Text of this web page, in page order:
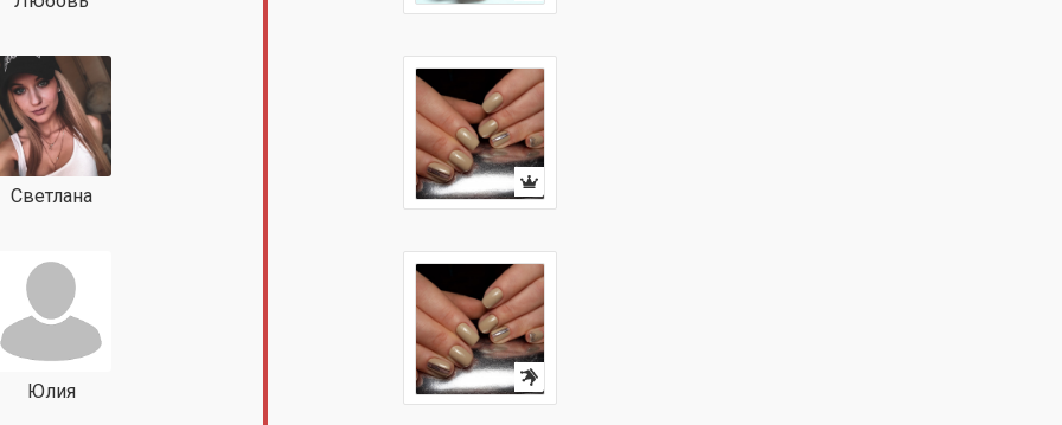
Светлана
Юлия